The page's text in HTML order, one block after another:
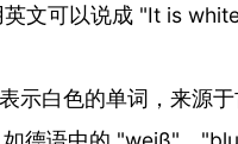
英文可以说成 "It is
示白色的单词，来源